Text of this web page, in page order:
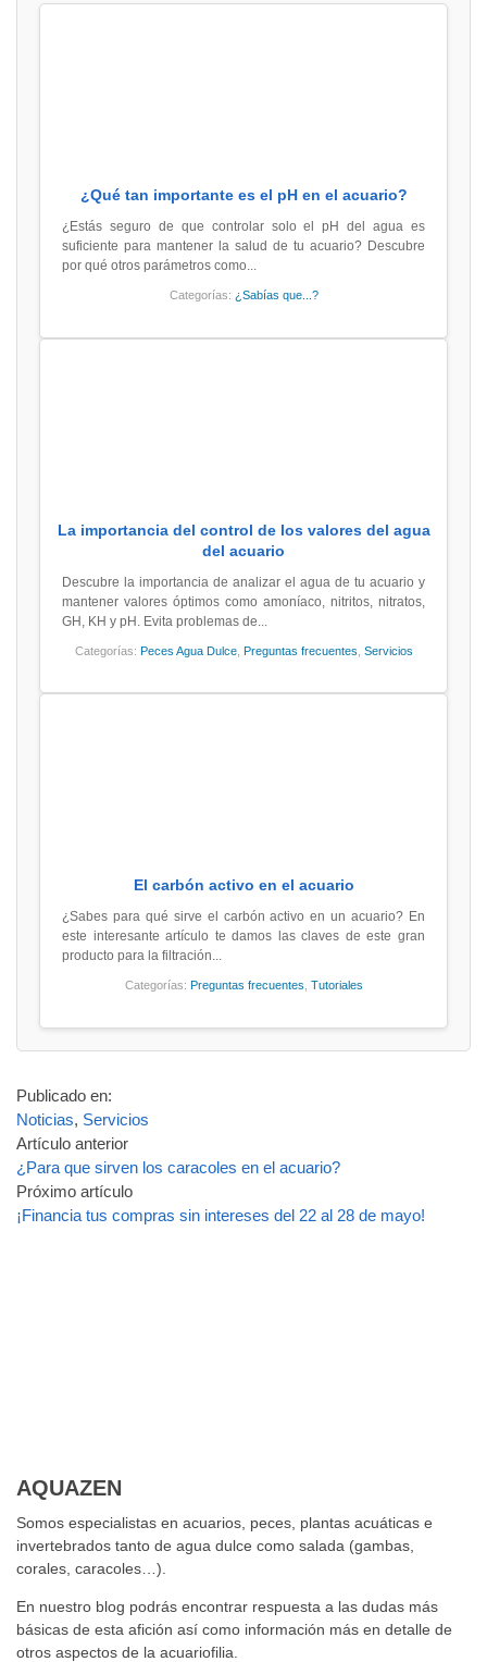
¿Qué tan importante es el pH en el acuario?
¿Estás seguro de que controlar solo el pH del agua es
suficiente para mantener la salud de tu acuario? Descubre
por qué otros parámetros como...
Categorías: ¿Sabías que...?
La importancia del control de los valores del agua
del acuario
Descubre la importancia de analizar el agua de tu acuario y
mantener valores óptimos como amoníaco, nitritos, nitratos,
GH, KH y pH. Evita problemas de...
Categorías: Peces Agua Dulce, Preguntas frecuentes Servicios
El carbón activo en el acuario
¿Sabes para qué sirve el carbón activo en un acuario? En
este interesante artículo te damos las claves de este gran
producto para la filtración...
Categorías: Preguntas frecuentes Tutoriales
Publicado en:
Noticias, Servicios
Artículo anterior
¿Para que sirven los caracoles en el acuario?
Próximo artículo
¡Financia tus compras sin intereses del 22 al 28 de mayo!
AQUAZEN
Somos especialistas en acuarios, peces, plantas acuáticas e
invertebrados tanto de agua dulce como salada (gambas,
corales, caracoles…).
En nuestro blog podrás encontrar respuesta a las dudas más
básicas de esta afición así como información más en detalle de
otros aspectos de la acuariofilia.